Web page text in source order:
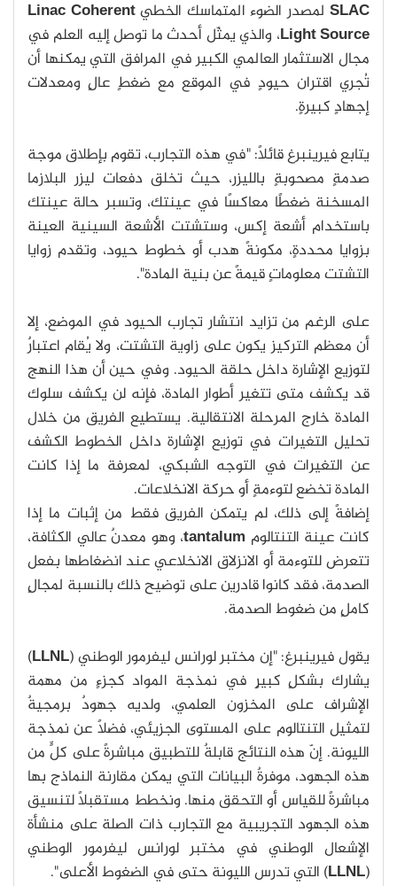
SLAC لمصدر الضوء المتماسك الخطيLinac Coherent
Light Source، والذي يمثّل أحدث ما توصل إليه العلم في
مجال الاستثمار العالمي الكبير في المرافق التي يمكنها أن
تُجري اقتران حيودٍ في الموقع مع ضغطٍ عالٍ ومعدلات
إجهادٍ كبيرةٍ.
يتابع فيرينبرغ قائلًا: "في هذه التجارب، تقوم بإطلاق موجة
صدمةٍ مصحوبةٍ بالليزر، حيث تخلق دفعات ليزر البلازما
المسخنة ضغطًا معاكسًا في عينتك، وتسبر حالة عينتك
باستخدام أشعة إكس، وستشتت الأشعة السينية العينة
بزوايا محددةٍ، مكونةً هدب أو خطوط حيود، وتقدم زوايا
التشتت معلوماتٍ قيمةً عن بنية المادة".
على الرغم من تزايد انتشار تجارب الحيود في الموضع، إلا
أن معظم التركيز يكون على زاوية التشتت، ولا يُقام اعتبارٌ
لتوزيع الإشارة داخل حلقة الحيود. وفي حين أن هذا النهج
قد يكشف متى تتغير أطوار المادة، فإنه لن يكشف سلوك
المادة خارج المرحلة الانتقالية. يستطيع الفريق من خلال
تحليل التغيرات في توزيع الإشارة داخل الخطوط الكشف
عن التغيرات في التوجه الشبكي، لمعرفة ما إذا كانت
المادة تخضع لتوءمةٍ أو حركة الانخلاعات.
إضافةً إلى ذلك، لم يتمكن الفريق فقط من إثبات ما إذا
كانت عينة التنتالوم tantalum، وهو معدنٌ عالي الكثافة،
تتعرض للتوءمة أو الانزلاق الانخلاعي عند انضغاطها بفعل
الصدمة، فقد كانوا قادرين على توضيح ذلك بالنسبة لمجالٍ
كاملٍ من ضغوط الصدمة.
يقول فيرينبرغ: "إن مختبر لورانس ليفرمور الوطني (LLNL
)
يشارك بشكلٍ كبيرٍ في نمذجة المواد كجزءٍ من مهمة
الإشراف على المخزون العلمي، ولديه جهودٌ برمجيةٌ
لتمثيل التنتالوم على المستوى الجزيئي، فضلًا عن نمذجة
الليونة. إنّ هذه النتائج قابلةٌ للتطبيق مباشرةً على كلٍّ من
هذه الجهود، موفرةٌ البيانات التي يمكن مقارنة النماذج بها
مباشرةً للقياس أو التحقق منها. ونخطط مستقبلًا لتنسيق
هذه الجهود التجريبية مع التجارب ذات الصلة على منشأة
الإشعال الوطني في مختبر لورانس ليفرمور الوطني
(
LLNL) التي تدرس الليونة حتى في الضغوط الأعلى".